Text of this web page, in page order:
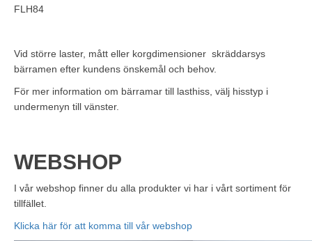
FLH84
Vid större laster, mått eller korgdimensioner skräddarsys
bärramen efter kundens önskemål och behov.
För mer information om bärramar till lasthiss, välj hisstyp i
undermenyn till vänster.
WEBSHOP
I vår webshop finner du alla produkter vi har i vårt sortiment för
tillfället.
Klicka här för att komma till vår webshop